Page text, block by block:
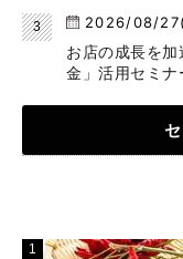
2026/08/
お店の成長を
金」活用セミナ